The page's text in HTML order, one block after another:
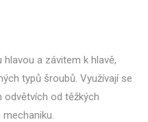
a závitem k hlavě,
typů šroubů. Využívají se
odvětvích od těžkých